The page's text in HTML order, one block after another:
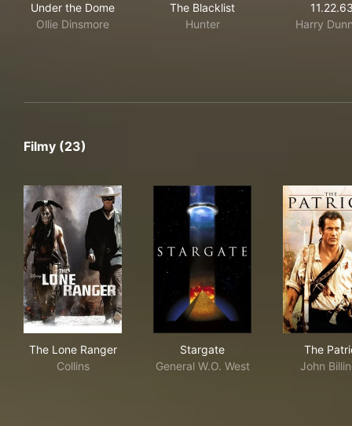
Under the Dome
Ollie Dinsmore
The Blacklist
Hunter
Harry
Filmy (23)
The Lone Ranger
Collins
Stargate
General W.O. West
The
John